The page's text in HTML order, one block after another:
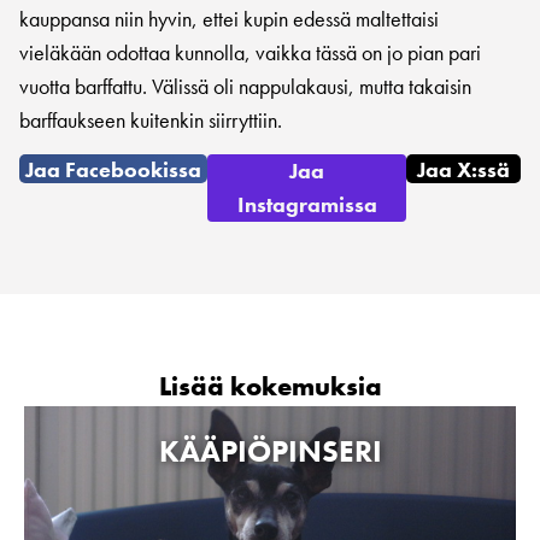
kauppansa niin hyvin, ettei kupin edessä maltettaisi
vieläkään odottaa kunnolla, vaikka tässä on jo pian pari
vuotta barffattu. Välissä oli nappulakausi, mutta takaisin
barffaukseen kuitenkin siirryttiin.
Jaa Facebookissa
Jaa
Instagramissa
Jaa X:ssä
Lisää kokemuksia
KÄÄPIÖPINSERI